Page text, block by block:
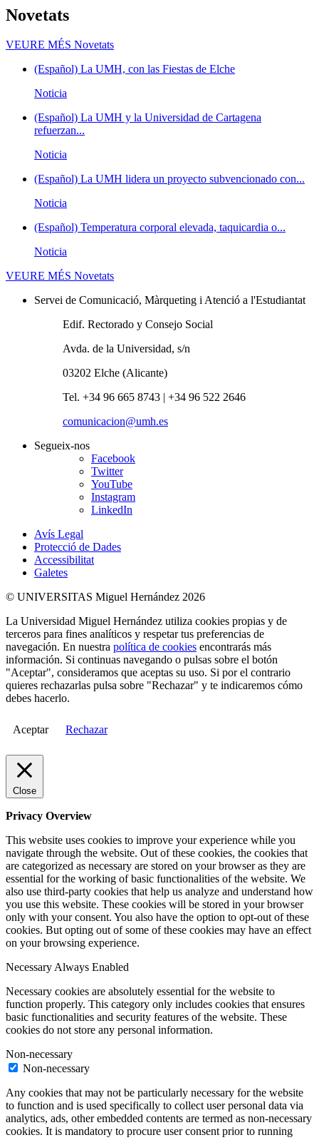
Novetats
VEURE MÉS Novetats
(Español) La UMH, con las Fiestas de Elche
Noticia
(Español) La UMH y la Universidad de Cartagena
refuerzan...
Noticia
(Español) La UMH lidera un proyecto subvencionado con...
Noticia
(Español) Temperatura corporal elevada, taquicardia o...
Noticia
VEURE MÉS Novetats
Servei de Comunicació, Màrqueting i Atenció a l'Estudiantat
Edif. Rectorado y Consejo Social
Avda. de la Universidad, s/n
03202 Elche (Alicante)
Tel. +34 96 665 8743 | +34 96 522 2646
comunicacion@umh.es
Segueix-nos
Facebook
Twitter
YouTube
Instagram
LinkedIn
Avís Legal
Protecció de Dades
Accessibilitat
Galetes
© UNIVERSITAS Miguel Hernández 2026
La Universidad Miguel Hernández utiliza cookies propias y de
terceros para fines analíticos y respetar tus preferencias de
navegación. En nuestra política de cookies encontrarás más
información. Si continuas navegando o pulsas sobre el botón
"Aceptar", consideramos que aceptas su uso. Si por el contrario
quieres rechazarlas pulsa sobre "Rechazar" y te indicaremos cómo
debes hacerlo.
Aceptar Rechazar
Close
Privacy Overview
This website uses cookies to improve your experience while you
navigate through the website. Out of these cookies, the cookies that
are categorized as necessary are stored on your browser as they are
essential for the working of basic functionalities of the website. We
also use third-party cookies that help us analyze and understand how
you use this website. These cookies will be stored in your browser
only with your consent. You also have the option to opt-out of these
cookies. But opting out of some of these cookies may have an effect
on your browsing experience.
NecessaryAlways Enabled
Necessary cookies are absolutely essential for the website to
function properly. This category only includes cookies that ensures
basic functionalities and security features of the website. These
cookies do not store any personal information.
Non-necessary
Non-necessary
Any cookies that may not be particularly necessary for the website
to function and is used specifically to collect user personal data via
analytics, ads, other embedded contents are termed as non-necessary
cookies. It is mandatory to procure user consent prior to running